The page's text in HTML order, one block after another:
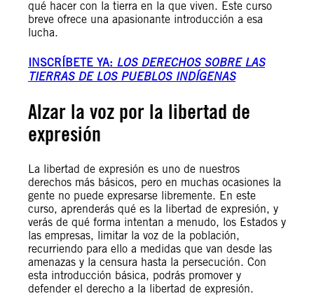
qué hacer con la tierra en la que viven. Este curso
breve ofrece una apasionante introducción a esa
lucha.
INSCRÍBETE YA: LOS DERECHOS SOBRE LAS
TIERRAS DE LOS PUEBLOS INDÍGENAS
Alzar la voz por la libertad de
expresión
La libertad de expresión es uno de nuestros
derechos más básicos, pero en muchas ocasiones la
gente no puede expresarse libremente. En este
curso, aprenderás qué es la libertad de expresión, y
verás de qué forma intentan a menudo, los Estados y
las empresas, limitar la voz de la población,
recurriendo para ello a medidas que van desde las
amenazas y la censura hasta la persecución. Con
esta introducción básica, podrás promover y
defender el derecho a la libertad de expresión.